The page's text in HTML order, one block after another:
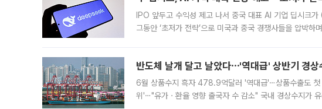
IPO 앞두고 수익성 제고 나서 중국 대표 AI 기업 딥시크
그동안 ‘초저가 전략’으로 미국과 중국 경쟁사들을 압박
반도체 날개 달고 날았다⋯'역대급' 상반기 경
6월 상품수지 흑자 478.9억달러 '역대급'⋯상품수출도
위'⋯"유가ㆍ환율 영향 출국자 수 감소" 국내 경상수지가